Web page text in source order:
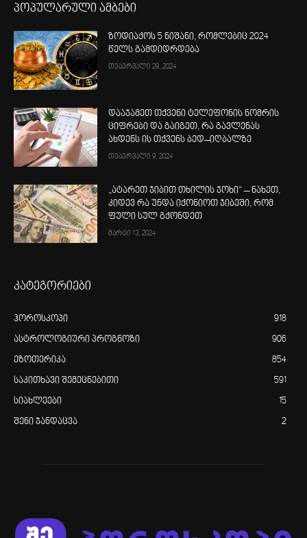
პოპულარული ამბები
ზოდიაქოს 5 ნიშანი, რომლებიც 2024
წელს გამდიდრდება
თებერვალი 28, 2024
დააჯამეთ თქვენი ტელეფონის ნომრის
ციფრები და გაიგეთ, რა გავლენას
ახდენს ის თქვენს ბედ–იღბალზე
თებერვალი 9, 2024
„ატარეთ ჯიბით თხილის ჯოხი“ – ნახეთ,
კიდევ რა უნდა იქონიოთ ჯიბეში, რომ
ფული სულ გქონდეთ
მარტი 13, 2024
კატეგორიები
ჰოროსკოპი 918
ასტროლოგიური პროგნოზი 906
ეზოთერიკა 854
საკითხავი შემეცნებითი 591
სიახლეები 15
შენი ჯანდაცვა 2